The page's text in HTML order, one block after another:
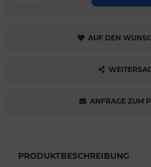
AUF DEN
ANFRAGE ZUM
PRODUKTBESCHREIBUNG